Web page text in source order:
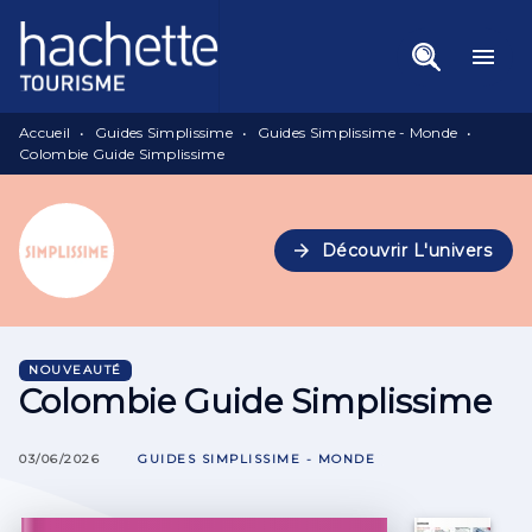
Menu Recherche
Pied De Page
menu
Accueil • Guides Simplissime • Guides Simplissime - Monde •
Colombie Guide Simplissime
arrow_forward Découvrir L'univers
NOUVEAUTÉ
Colombie Guide Simplissime
03/06/2026 GUIDES SIMPLISSIME - MONDE